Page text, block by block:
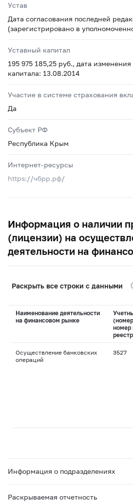
Устав
Дата согласования последней
(зарегистрировано в
Уставный капитал
195 975 185,25 руб., дата
капитала: 13.08.2014
Участие в системе страхования
Да
Субъект РФ
Республика Крым
Интернет-ресурсы
https://чбрр.рф/
Информация о наличии
(лицензии) на
деятельности на
Раскрыть все строки с данными
Наименование деятельности
на финансовом рынке
номер
Осуществление банковских
операций
3527
Информация о подразделениях
Раскрываемая отчетность